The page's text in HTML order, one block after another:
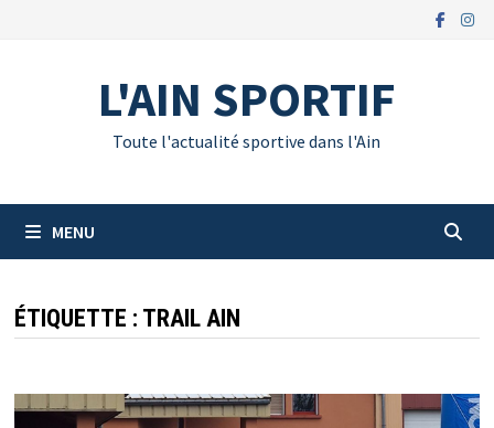
L'AIN SPORTIF
Toute l'actualité sportive dans l'Ain
MENU
ÉTIQUETTE : TRAIL AIN